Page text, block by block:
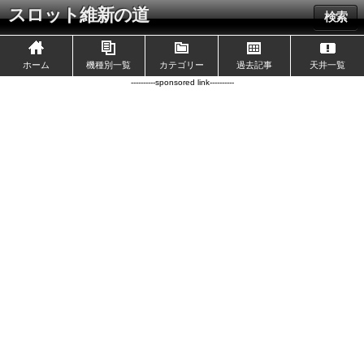
スロット維新の道 検索
ホーム 機種別一覧 カテゴリー 過去記事 天井一覧
----------sponsored link----------